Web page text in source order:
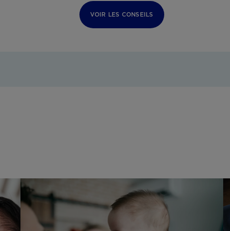
VOIR LES CONSEILS